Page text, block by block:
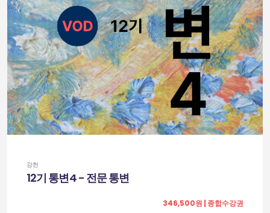
강헌
12기 통변4 - 전문 통변
346,500원 | 종합수강권